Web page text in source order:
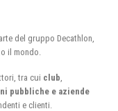
del gruppo Decathlon,
il mondo.
tra cui club
pubbliche e aziende
e clienti.